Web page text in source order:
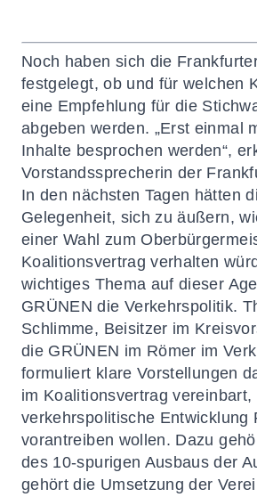
Noch haben sich die
festgelegt, ob und für welchen
eine Empfehlung für die
abgeben werden. „Erst einmal
Inhalte besprochen werden“,
Vorstandssprecherin der
In den nächsten Tagen hätten
Gelegenheit, sich zu äußern,
einer Wahl zum
Koalitionsvertrag verhalten
wichtiges Thema auf dieser
GRÜNEN die Verkehrspolitik.
Schlimme, Beisitzer im
die GRÜNEN im Römer im
formuliert klare Vorstellungen
im Koalitionsvertrag vereinbart,
verkehrspolitische Entwicklung
vorantreiben wollen. Dazu
des 10-spurigen Ausbaus der
gehört die Umsetzung der